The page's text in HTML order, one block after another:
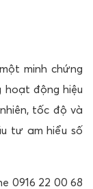
minh chứng
hoạt động hiệu
tốc độ và
tư am hiểu số
0916 22 00 68